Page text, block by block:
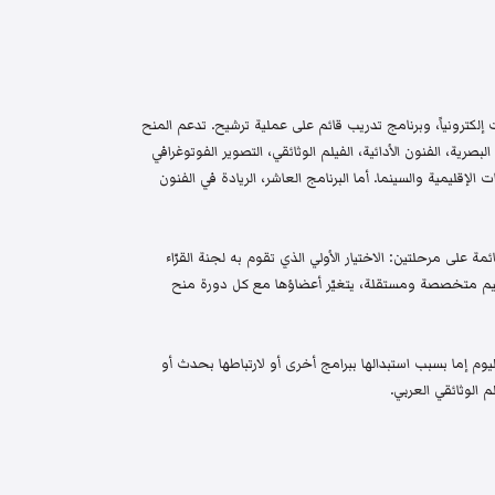
وبرنامج تدريب قائم على عملية ترشيح. تدعم المنح
الفنون الأدائية، الفيلم الوثائقي، التصوير الفوتوغرافي
والسينما. أما البرنامج العاشر، الريادة في الفنون
قائمة على مرحلتين: الاختيار الأولي الذي تقوم به لجنة القرّاء
متخصصة ومستقلة، يتغيّر أعضاؤها مع كل دورة منح
إما بسبب استبدالها ببرامج أخرى أو لارتباطها بحدث أو
الوثائقي العربي.